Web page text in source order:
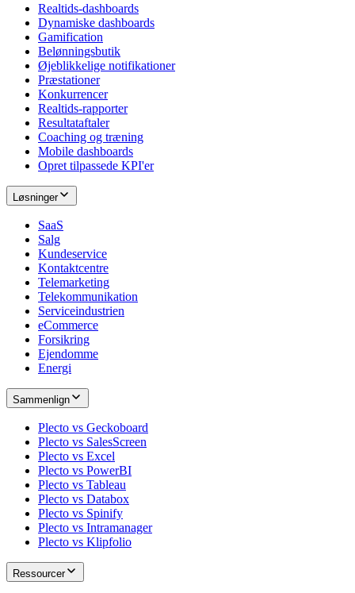
Realtids-dashboards
Dynamiske dashboards
Gamification
Belønningsbutik
Øjeblikkelige notifikationer
Præstationer
Konkurrencer
Realtids-rapporter
Resultataftaler
Coaching og træning
Mobile dashboards
Opret tilpassede KPI'er
Løsninger
SaaS
Salg
Kundeservice
Kontaktcentre
Telemarketing
Telekommunikation
Serviceindustrien
eCommerce
Forsikring
Ejendomme
Energi
Sammenlign
Plecto vs Geckoboard
Plecto vs SalesScreen
Plecto vs Excel
Plecto vs PowerBI
Plecto vs Tableau
Plecto vs Databox
Plecto vs Spinify
Plecto vs Intramanager
Plecto vs Klipfolio
Ressourcer